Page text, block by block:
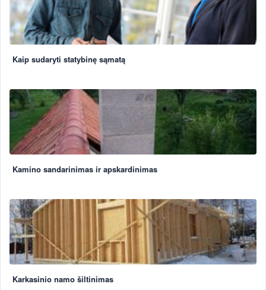
Kaip sudaryti statybinę sąmatą
Kamino sandarinimas ir apskardinimas
Karkasinio namo šiltinimas